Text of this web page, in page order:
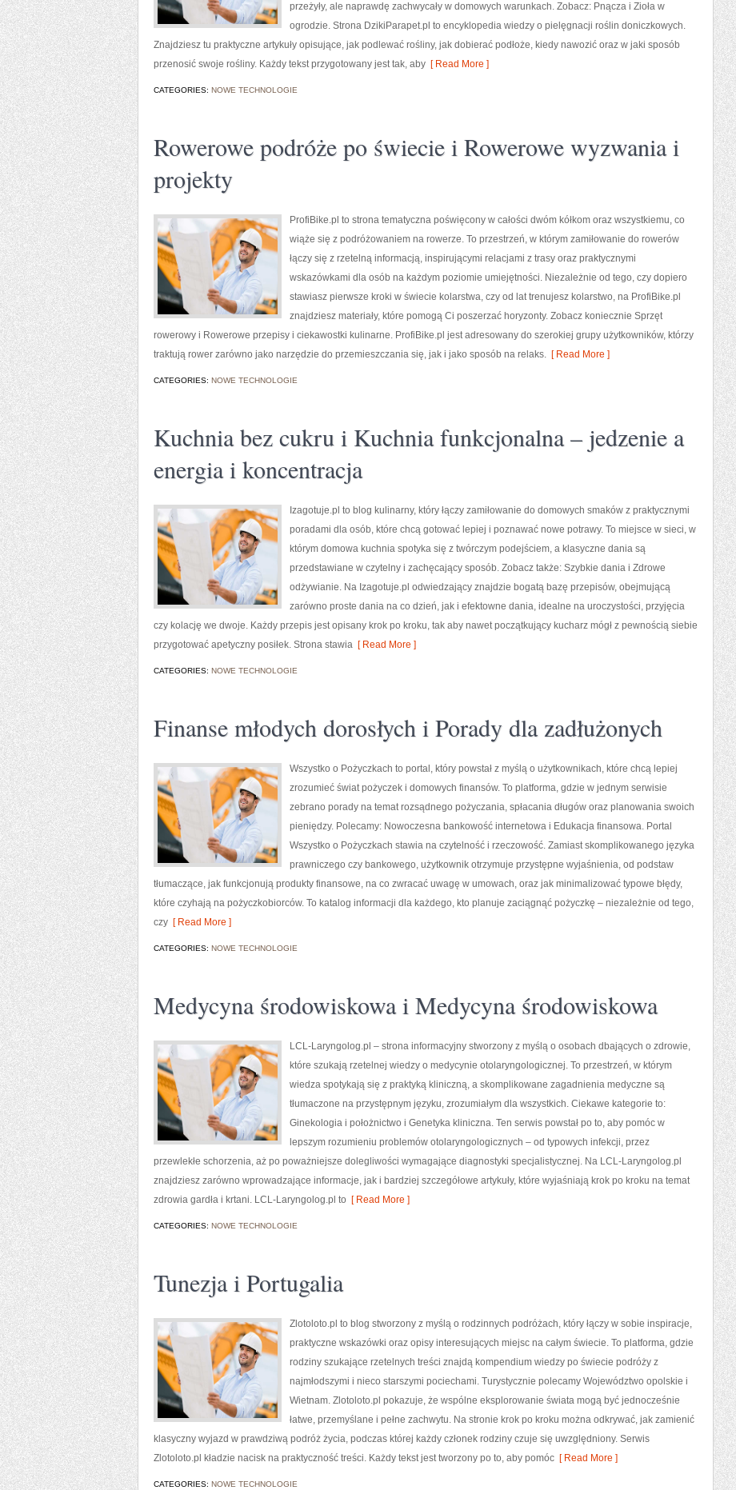
przeżyły, ale naprawdę zachwycały w domowych warunkach. Zobacz: Pnącza i Zioła w
ogrodzie. Strona DzikiParapet.pl to encyklopedia wiedzy o pielęgnacji roślin doniczkowych.
Znajdziesz tu praktyczne artykuły opisujące, jak podlewać rośliny, jak dobierać podłoże, kiedy nawozić oraz w jaki sposób
przenosić swoje rośliny. Każdy tekst przygotowany jest tak, aby [ Read More ]
CATEGORIES: NOWE TECHNOLOGIE
Rowerowe podróże po świecie i Rowerowe wyzwania i
projekty
ProfiBike.pl to strona tematyczna poświęcony w całości dwóm kółkom oraz wszystkiemu, co
wiąże się z podróżowaniem na rowerze. To przestrzeń, w którym zamiłowanie do rowerów
łączy się z rzetelną informacją, inspirującymi relacjami z trasy oraz praktycznymi
wskazówkami dla osób na każdym poziomie umiejętności. Niezależnie od tego, czy dopiero
stawiasz pierwsze kroki w świecie kolarstwa, czy od lat trenujesz kolarstwo, na ProfiBike.pl
znajdziesz materiały, które pomogą Ci poszerzać horyzonty. Zobacz koniecznie Sprzęt
rowerowy i Rowerowe przepisy i ciekawostki kulinarne. ProfiBike.pl jest adresowany do szerokiej grupy użytkowników, którzy
traktują rower zarówno jako narzędzie do przemieszczania się, jak i jako sposób na relaks. [ Read More ]
CATEGORIES: NOWE TECHNOLOGIE
Kuchnia bez cukru i Kuchnia funkcjonalna – jedzenie a
energia i koncentracja
Izagotuje.pl to blog kulinarny, który łączy zamiłowanie do domowych smaków z praktycznymi
poradami dla osób, które chcą gotować lepiej i poznawać nowe potrawy. To miejsce w sieci, w
którym domowa kuchnia spotyka się z twórczym podejściem, a klasyczne dania są
przedstawiane w czytelny i zachęcający sposób. Zobacz także: Szybkie dania i Zdrowe
odżywianie. Na Izagotuje.pl odwiedzający znajdzie bogatą bazę przepisów, obejmującą
zarówno proste dania na co dzień, jak i efektowne dania, idealne na uroczystości, przyjęcia
czy kolację we dwoje. Każdy przepis jest opisany krok po kroku, tak aby nawet początkujący kucharz mógł z pewnością siebie
przygotować apetyczny posiłek. Strona stawia [ Read More ]
CATEGORIES: NOWE TECHNOLOGIE
Finanse młodych dorosłych i Porady dla zadłużonych
Wszystko o Pożyczkach to portal, który powstał z myślą o użytkownikach, które chcą lepiej
zrozumieć świat pożyczek i domowych finansów. To platforma, gdzie w jednym serwisie
zebrano porady na temat rozsądnego pożyczania, spłacania długów oraz planowania swoich
pieniędzy. Polecamy: Nowoczesna bankowość internetowa i Edukacja finansowa. Portal
Wszystko o Pożyczkach stawia na czytelność i rzeczowość. Zamiast skomplikowanego języka
prawniczego czy bankowego, użytkownik otrzymuje przystępne wyjaśnienia, od podstaw
tłumaczące, jak funkcjonują produkty finansowe, na co zwracać uwagę w umowach, oraz jak minimalizować typowe błędy,
które czyhają na pożyczkobiorców. To katalog informacji dla każdego, kto planuje zaciągnąć pożyczkę – niezależnie od tego,
czy [ Read More ]
CATEGORIES: NOWE TECHNOLOGIE
Medycyna środowiskowa i Medycyna środowiskowa
LCL-Laryngolog.pl – strona informacyjny stworzony z myślą o osobach dbających o zdrowie,
które szukają rzetelnej wiedzy o medycynie otolaryngologicznej. To przestrzeń, w którym
wiedza spotykają się z praktyką kliniczną, a skomplikowane zagadnienia medyczne są
tłumaczone na przystępnym języku, zrozumiałym dla wszystkich. Ciekawe kategorie to:
Ginekologia i położnictwo i Genetyka kliniczna. Ten serwis powstał po to, aby pomóc w
lepszym rozumieniu problemów otolaryngologicznych – od typowych infekcji, przez
przewlekłe schorzenia, aż po poważniejsze dolegliwości wymagające diagnostyki specjalistycznej. Na LCL-Laryngolog.pl
znajdziesz zarówno wprowadzające informacje, jak i bardziej szczegółowe artykuły, które wyjaśniają krok po kroku na temat
zdrowia gardła i krtani. LCL-Laryngolog.pl to [ Read More ]
CATEGORIES: NOWE TECHNOLOGIE
Tunezja i Portugalia
Zlotoloto.pl to blog stworzony z myślą o rodzinnych podróżach, który łączy w sobie inspiracje,
praktyczne wskazówki oraz opisy interesujących miejsc na całym świecie. To platforma, gdzie
rodziny szukające rzetelnych treści znajdą kompendium wiedzy po świecie podróży z
najmłodszymi i nieco starszymi pociechami. Turystycznie polecamy Województwo opolskie i
Wietnam. Zlotoloto.pl pokazuje, że wspólne eksplorowanie świata mogą być jednocześnie
łatwe, przemyślane i pełne zachwytu. Na stronie krok po kroku można odkrywać, jak zamienić
klasyczny wyjazd w prawdziwą podróż życia, podczas której każdy członek rodziny czuje się uwzględniony. Serwis
Zlotoloto.pl kładzie nacisk na praktyczność treści. Każdy tekst jest tworzony po to, aby pomóc [ Read More ]
CATEGORIES: NOWE TECHNOLOGIE